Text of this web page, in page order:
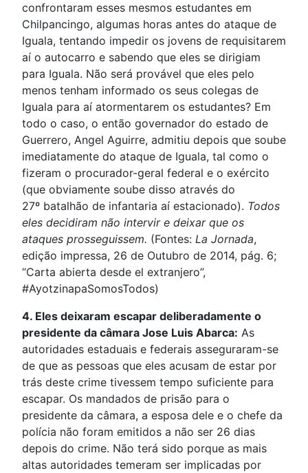
confrontaram esses mesmos estudantes em
Chilpancingo, algumas horas antes do ataque de
Iguala, tentando impedir os jovens de requisitarem
aí o autocarro e sabendo que eles se dirigiam
para Iguala. Não será provável que eles pelo
menos tenham informado os seus colegas de
Iguala para aí atormentarem os estudantes? Em
todo o caso, o então governador do estado de
Guerrero, Angel Aguirre, admitiu depois que soube
imediatamente do ataque de Iguala, tal como o
fizeram o procurador-geral federal e o exército
(que obviamente soube disso através do
27º batalhão de infantaria aí estacionado). Todos
eles decidiram não intervir e deixar que os
ataques prosseguissem. (Fontes: La Jornada,
edição impressa, 26 de Outubro de 2014, pág. 6;
“Carta abierta desde el extranjero”,
#AyotzinapaSomosTodos)
4. Eles deixaram escapar deliberadamente o
presidente da câmara Jose Luis Abarca: As
autoridades estaduais e federais asseguraram-se
de que as pessoas que eles acusam de estar por
trás deste crime tivessem tempo suficiente para
escapar. Os mandados de prisão para o
presidente da câmara, a esposa dele e o chefe da
polícia não foram emitidos a não ser 26 dias
depois do crime. Não terá sido porque as mais
altas autoridades temeram ser implicadas por